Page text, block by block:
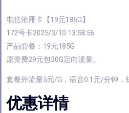
电信沧雁卡【19元185G】
172号卡2025/3/10 13:58:56
产品套餐：19元185G
原资费29元包30G定向流量。
套餐外流量5元/G，语音0.1元/分钟，
优惠详情